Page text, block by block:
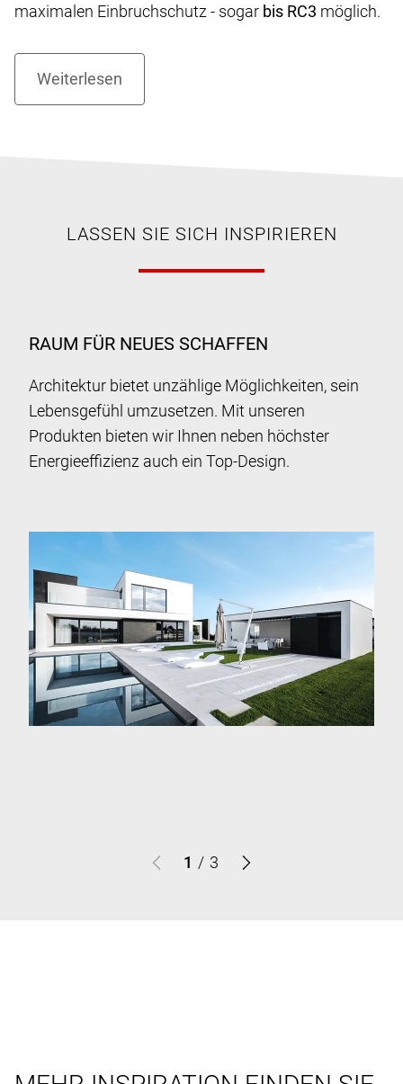
maximalen Einbruchschutz - sogar bis RC3 möglich.
LASSEN SIE SICH INSPIRIEREN
RAUM FÜR NEUES SCHAFFEN
Architektur bietet unzählige Möglichkeiten, sein
Lebensgefühl umzusetzen. Mit unseren
Produkten bieten wir Ihnen neben höchster
Energieeffizienz auch ein Top-Design.
1 / 3